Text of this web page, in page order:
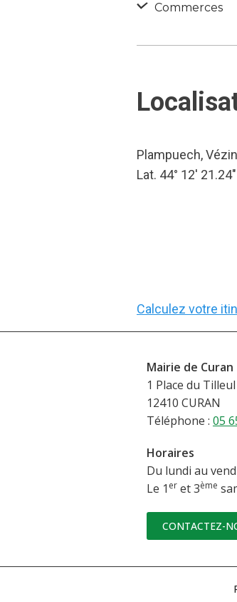
Commerces
Plampuech,
Lat. 44° 12′
Calculez votre
Mairie de Curan
1 Place du Tilleul
12410 CURAN
Téléphone : 05
Horaires
Du lundi au
Le 1 eret 3ème
CONTACTEZ-